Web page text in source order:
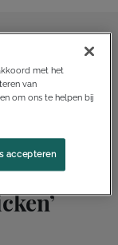
met het
van
om ons te helpen bij
accepteren